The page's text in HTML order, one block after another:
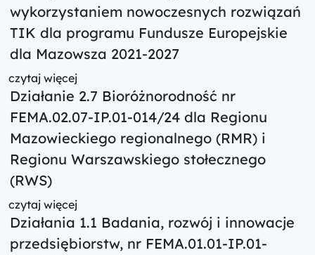
wykorzystaniem nowoczesnych rozwiązań
TIK dla programu Fundusze Europejskie
dla Mazowsza 2021-2027
czytaj więcej
Działanie 2.7 Bioróżnorodność nr
FEMA.02.07-IP.01-014/24 dla Regionu
Mazowieckiego regionalnego (RMR) i
Regionu Warszawskiego stołecznego
(RWS)
czytaj więcej
Działania 1.1 Badania, rozwój i innowacje
przedsiębiorstw, nr FEMA.01.01-IP.01-